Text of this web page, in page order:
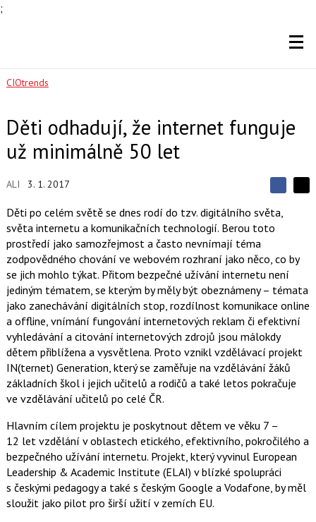
;
CIOtrends
Děti odhadují, že internet funguje
už minimálně 50 let
ALI 3. 1. 2017
S
d
í
e
t
S
í
t
n
a
a
c
b
o
o
k
u
a
s
Děti po celém světě se dnes rodí do tzv. digitálního světa,
světa internetu a komunikačních technologií. Berou toto
prostředí jako samozřejmost a často nevnímají téma
zodpovědného chování ve webovém rozhraní jako něco, co by
se jich mohlo týkat. Přitom bezpečné užívání internetu není
jediným tématem, se kterým by měly být obeznámeny – témata
jako zanechávání digitálních stop, rozdílnost komunikace online
a offline, vnímání fungování internetových reklam či efektivní
vyhledávání a citování internetových zdrojů jsou málokdy
dětem přiblížena a vysvětlena. Proto vznikl vzdělávací projekt
IN(ternet) Generation, který se zaměřuje na vzdělávání žáků
základních škol i jejich učitelů a rodičů a také letos pokračuje
ve vzdělávání učitelů po celé ČR.
Hlavním cílem projektu je poskytnout dětem ve věku 7 –
12 let vzdělání v oblastech etického, efektivního, pokročilého a
bezpečného užívání internetu. Projekt, který vyvinul European
Leadership & Academic Institute (ELAI) v blízké spolupráci
s českými pedagogy a také s českým Google a Vodafone, by měl
sloužit jako pilot pro širší užití v zemích EU.